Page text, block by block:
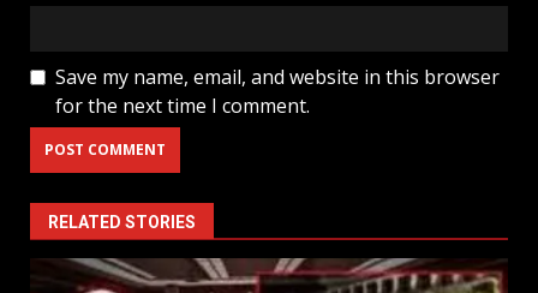
Save my name, email, and website in this browser
for the next time I comment.
RELATED STORIES